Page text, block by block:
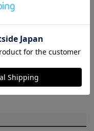
およびスマートフォン
実際の商品の色と異なっ
了承ください。